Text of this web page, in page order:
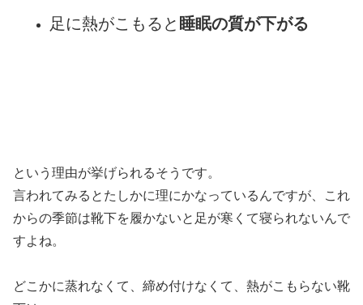
足に熱がこもると 睡眠の質が下がる
という理由が挙げられるそうです。
言われてみるとたしかに理にかなっているんですが、これ
からの季節は靴下を履かないと足が寒くて寝られないんで
すよね。
どこかに蒸れなくて、締め付けなくて、熱がこもらない靴